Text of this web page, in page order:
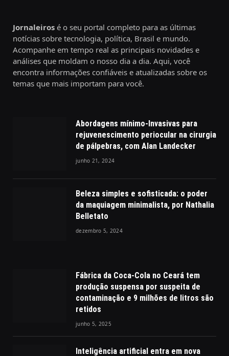
Jornaleiros é o seu portal completo para as últimas
notícias sobre tecnologia, política, Brasil e mundo.
Acompanhe em tempo real as principais novidades e
análises que moldam o nosso dia a dia. Aqui, você
encontra informações confiáveis e atualizadas sobre os
temas que mais importam para você.
Abordagens mínimo-Invasivas para
rejuvenescimento periocular na cirurgia
de pálpebras, com Alan Landecker
junho 21, 2024
Beleza simples e sofisticada: o poder
da maquiagem minimalista, por Nathalia
Belletato
dezembro 5, 2024
Fábrica da Coca-Cola no Ceará tem
produção suspensa por suspeita de
contaminação e 9 milhões de litros são
retidos
junho 5, 2025
Inteligência artificial entra em nova